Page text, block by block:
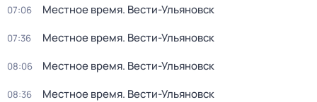
07:06 Местное время. Вести-Ульяновск
07:36 Местное время. Вести-Ульяновск
08:06 Местное время. Вести-Ульяновск
08:36 Местное время. Вести-Ульяновск